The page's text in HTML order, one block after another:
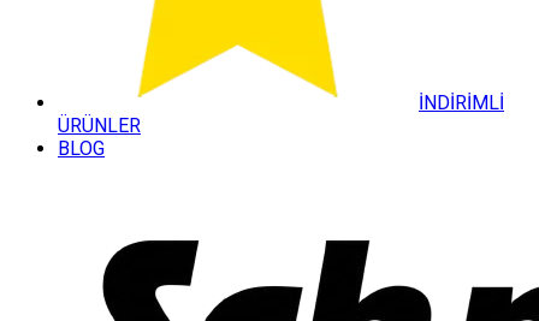
İNDİRİMLİ
ÜRÜNLER
BLOG